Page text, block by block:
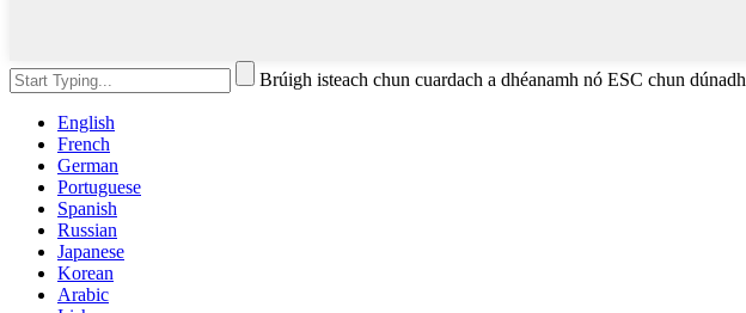
Brúigh isteach chun cuardach a dhéanamh nó ESC chun dúnadh
English
French
German
Portuguese
Spanish
Russian
Japanese
Korean
Arabic